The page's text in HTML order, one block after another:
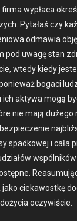
wypła­ca
Pytałaś czy
odmaw­ia
pod uwagę stan
wtedy kiedy
bogaci
akty­wa mogą
nie mają
spad­kowej i cała
cieka­wostkę
oczy­wiś­cie.